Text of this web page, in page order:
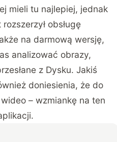
mieli tu najlepiej, jednak
obsługę
na darmową wersję,
analizować obrazy,
z Dysku. Jakiś
doniesienia, że do
– wzmiankę na ten